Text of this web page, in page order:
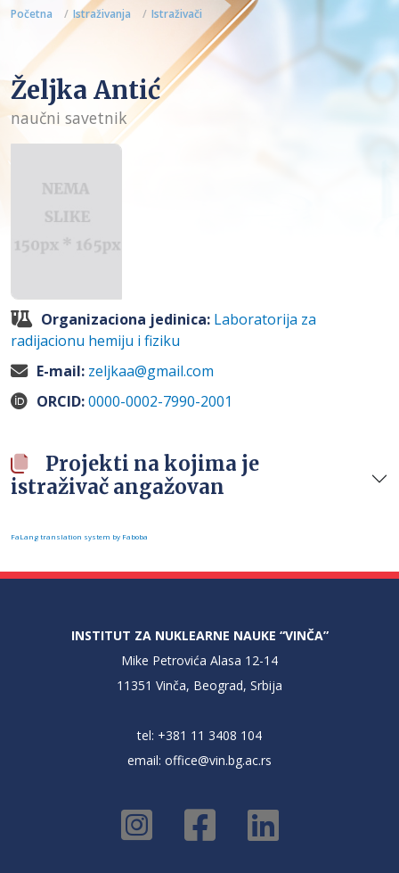
Početna Istraživanja Istraživači
Željka Antić
naučni savetnik
Organizaciona jedinica: Laboratorija za
radijacionu hemiju i fiziku
E-mail: zeljkaa@gmail.com
ORCID:0000-0002-7990-2001
Projekti na kojima je
istraživač angažovan
FaLang translation system by Faboba
INSTITUT ZA NUKLEARNE NAUKE “VINČA”
Mike Petrovića Alasa 12-14
11351 Vinča, Beograd, Srbija
tel: +381 11 3408 104
email: office@vin.bg.ac.rs